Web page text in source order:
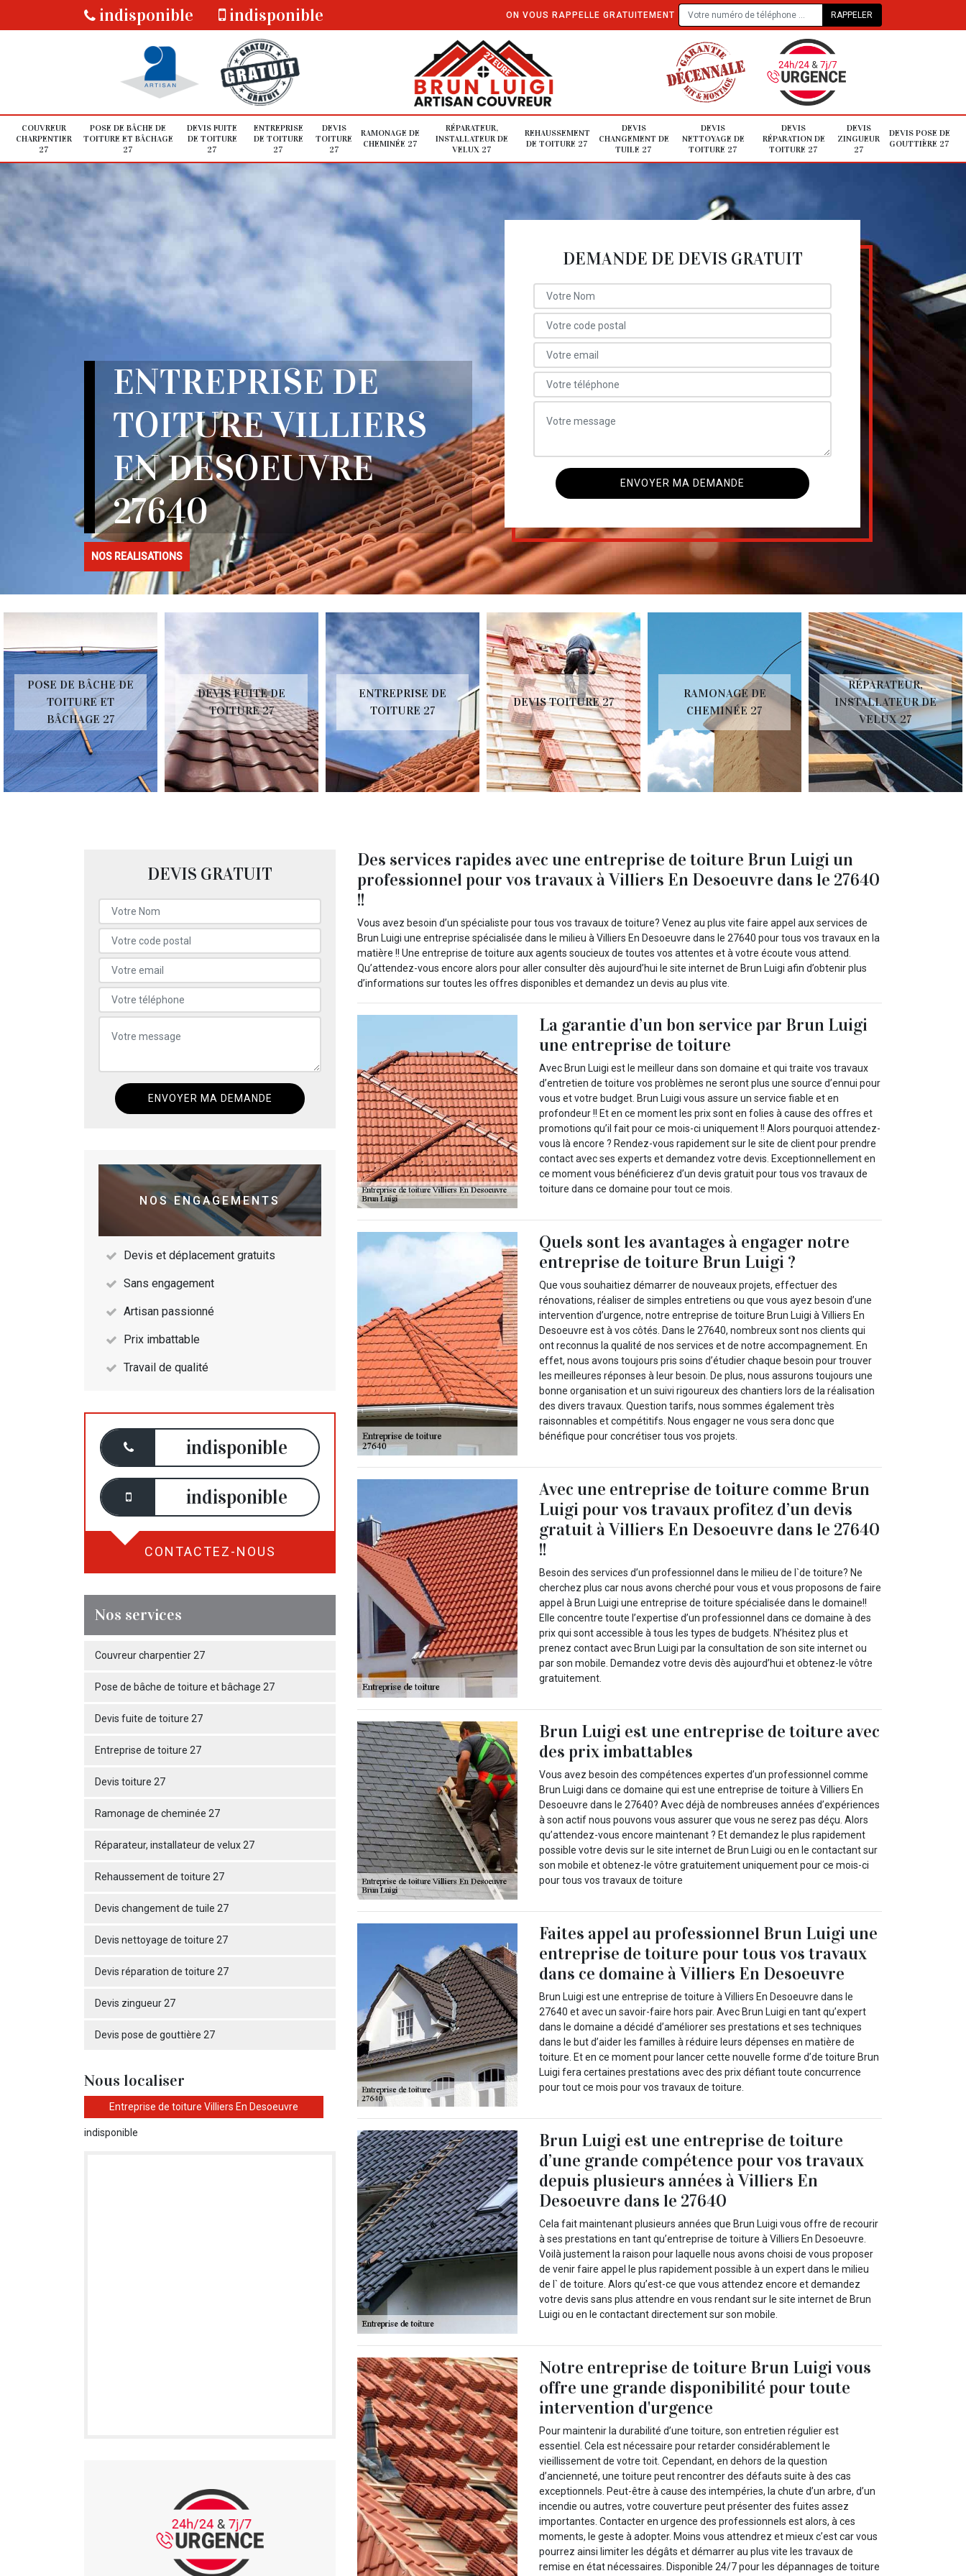
indisponible indisponible ON VOUS RAPPELLE GRATUITEMENT
COUVREUR
CHARPENTIER
27
POSE DE BÂCHE DE
TOITURE ET BÂCHAGE
27
DEVIS FUITE
DE TOITURE
27
ENTREPRISE
DE TOITURE
27
DEVIS
TOITURE
27
RAMONAGE DE
CHEMINÉE 27
RÉPARATEUR,
INSTALLATEUR DE
VELUX 27
REHAUSSEMENT
DE TOITURE 27
DEVIS
CHANGEMENT DE
TUILE 27
DEVIS
NETTOYAGE DE
TOITURE 27
DEVIS
RÉPARATION DE
TOITURE 27
DEVIS
ZINGUEUR
27
DEVIS POSE DE
GOUTTIÈRE 27
ENTREPRISE DE
TOITURE VILLIERS
EN DESOEUVRE
27640
NOS REALISATIONS
DEMANDE DE DEVIS GRATUIT
POSE DE BÂCHE DE
TOITURE ET
BÂCHAGE 27
DEVIS FUITE DE
TOITURE 27
ENTREPRISE DE
TOITURE 27
DEVIS TOITURE 27
RAMONAGE DE
CHEMINÉE 27
RÉPARATEUR,
INSTALLATEUR DE
VELUX 27
DEVIS GRATUIT
NOS ENGAGEMENTS
Devis et déplacement gratuits
Sans engagement
Artisan passionné
Prix imbattable
Travail de qualité
indisponible
indisponible
CONTACTEZ-NOUS
Nos services
Couvreur charpentier 27
Pose de bâche de toiture et bâchage 27
Devis fuite de toiture 27
Entreprise de toiture 27
Devis toiture 27
Ramonage de cheminée 27
Réparateur, installateur de velux 27
Rehaussement de toiture 27
Devis changement de tuile 27
Devis nettoyage de toiture 27
Devis réparation de toiture 27
Devis zingueur 27
Devis pose de gouttière 27
Nous localiser
Entreprise de toiture Villiers En Desoeuvre
indisponible
Des services rapides avec une entreprise de toiture Brun Luigi un
professionnel pour vos travaux à Villiers En Desoeuvre dans le 27640
!!
Vous avez besoin d’un spécialiste pour tous vos travaux de toiture? Venez au plus vite faire appel aux services de
Brun Luigi une entreprise spécialisée dans le milieu à Villiers En Desoeuvre dans le 27640 pour tous vos travaux en la
matière !! Une entreprise de toiture aux agents soucieux de toutes vos attentes et à votre écoute vous attend.
Qu’attendez-vous encore alors pour aller consulter dès aujourd’hui le site internet de Brun Luigi afin d’obtenir plus
d’informations sur toutes les offres disponibles et demandez un devis au plus vite.
La garantie d’un bon service par Brun Luigi
une entreprise de toiture
Avec Brun Luigi est le meilleur dans son domaine et qui traite vos travaux
d’entretien de toiture vos problèmes ne seront plus une source d’ennui pour
vous et votre budget. Brun Luigi vous assure un service fiable et en
profondeur !! Et en ce moment les prix sont en folies à cause des offres et
promotions qu’il fait pour ce mois-ci uniquement !! Alors pourquoi attendez-
vous là encore ? Rendez-vous rapidement sur le site de client pour prendre
contact avec ses experts et demandez votre devis. Exceptionnellement en
ce moment vous bénéficierez d’un devis gratuit pour tous vos travaux de
toiture dans ce domaine pour tout ce mois.
Quels sont les avantages à engager notre
entreprise de toiture Brun Luigi ?
Que vous souhaitiez démarrer de nouveaux projets, effectuer des
rénovations, réaliser de simples entretiens ou que vous ayez besoin d’une
intervention d’urgence, notre entreprise de toiture Brun Luigi à Villiers En
Desoeuvre est à vos côtés. Dans le 27640, nombreux sont nos clients qui
ont reconnus la qualité de nos services et de notre accompagnement. En
effet, nous avons toujours pris soins d’étudier chaque besoin pour trouver
les meilleures réponses à leur besoin. De plus, nous assurons toujours une
bonne organisation et un suivi rigoureux des chantiers lors de la réalisation
des divers travaux. Question tarifs, nous sommes également très
raisonnables et compétitifs. Nous engager ne vous sera donc que
bénéfique pour concrétiser tous vos projets.
Avec une entreprise de toiture comme Brun
Luigi pour vos travaux profitez d’un devis
gratuit à Villiers En Desoeuvre dans le 27640
!!
Besoin des services d’un professionnel dans le milieu de l`de toiture? Ne
cherchez plus car nous avons cherché pour vous et vous proposons de faire
appel à Brun Luigi une entreprise de toiture spécialisée dans le domaine!!
Elle concentre toute l’expertise d’un professionnel dans ce domaine à des
prix qui sont accessible à tous les types de budgets. N’hésitez plus et
prenez contact avec Brun Luigi par la consultation de son site internet ou
par son mobile. Demandez votre devis dès aujourd’hui et obtenez-le vôtre
gratuitement.
Brun Luigi est une entreprise de toiture avec
des prix imbattables
Vous avez besoin des compétences expertes d’un professionnel comme
Brun Luigi dans ce domaine qui est une entreprise de toiture à Villiers En
Desoeuvre dans le 27640? Avec déjà de nombreuses années d’expériences
à son actif nous pouvons vous assurer que vous ne serez pas déçu. Alors
qu’attendez-vous encore maintenant ? Et demandez le plus rapidement
possible votre devis sur le site internet de Brun Luigi ou en le contactant sur
son mobile et obtenez-le vôtre gratuitement uniquement pour ce mois-ci
pour tous vos travaux de toiture
Faites appel au professionnel Brun Luigi une
entreprise de toiture pour tous vos travaux
dans ce domaine à Villiers En Desoeuvre
Brun Luigi est une entreprise de toiture à Villiers En Desoeuvre dans le
27640 et avec un savoir-faire hors pair. Avec Brun Luigi en tant qu’expert
dans le domaine a décidé d’améliorer ses prestations et ses techniques
dans le but d’aider les familles à réduire leurs dépenses en matière de
toiture. Et en ce moment pour lancer cette nouvelle forme d’de toiture Brun
Luigi fera certaines prestations avec des prix défiant toute concurrence
pour tout ce mois pour vos travaux de toiture.
Brun Luigi est une entreprise de toiture
d’une grande compétence pour vos travaux
depuis plusieurs années à Villiers En
Desoeuvre dans le 27640
Cela fait maintenant plusieurs années que Brun Luigi vous offre de recourir
à ses prestations en tant qu’entreprise de toiture à Villiers En Desoeuvre.
Voilà justement la raison pour laquelle nous avons choisi de vous proposer
de venir faire appel le plus rapidement possible à un expert dans le milieu
de l` de toiture. Alors qu’est-ce que vous attendez encore et demandez
votre devis sans plus attendre en vous rendant sur le site internet de Brun
Luigi ou en le contactant directement sur son mobile.
Notre entreprise de toiture Brun Luigi vous
offre une grande disponibilité pour toute
intervention d'urgence
Pour maintenir la durabilité d’une toiture, son entretien régulier est
essentiel. Cela est nécessaire pour retarder considérablement le
vieillissement de votre toit. Cependant, en dehors de la question
d’ancienneté, une toiture peut rencontrer des défauts suite à des cas
exceptionnels. Peut-être à cause des intempéries, la chute d’un arbre, d’un
incendie ou autres, votre couverture peut présenter des fuites assez
importantes. Contacter en urgence des professionnels est alors, à ces
moments, le geste à adopter. Moins vous attendrez et mieux c’est car vous
pourrez ainsi limiter les dégâts et démarrer au plus vite les travaux de
remise en état nécessaires. Disponible 24/7 pour les dépannages de toiture